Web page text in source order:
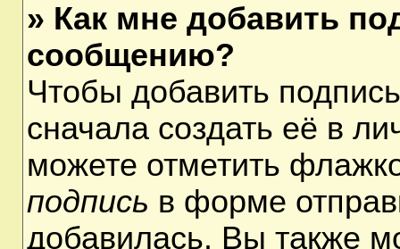
» Как мне добавить
сообщению?
Чтобы добавить
сначала создать её в
можете отметить
подпись в форме
добавилась. Вы также